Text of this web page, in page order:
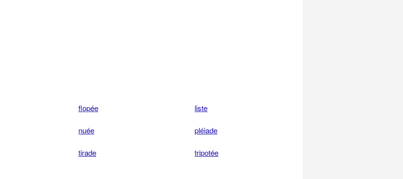
flopée liste
nuée pléiade
tirade tripotée